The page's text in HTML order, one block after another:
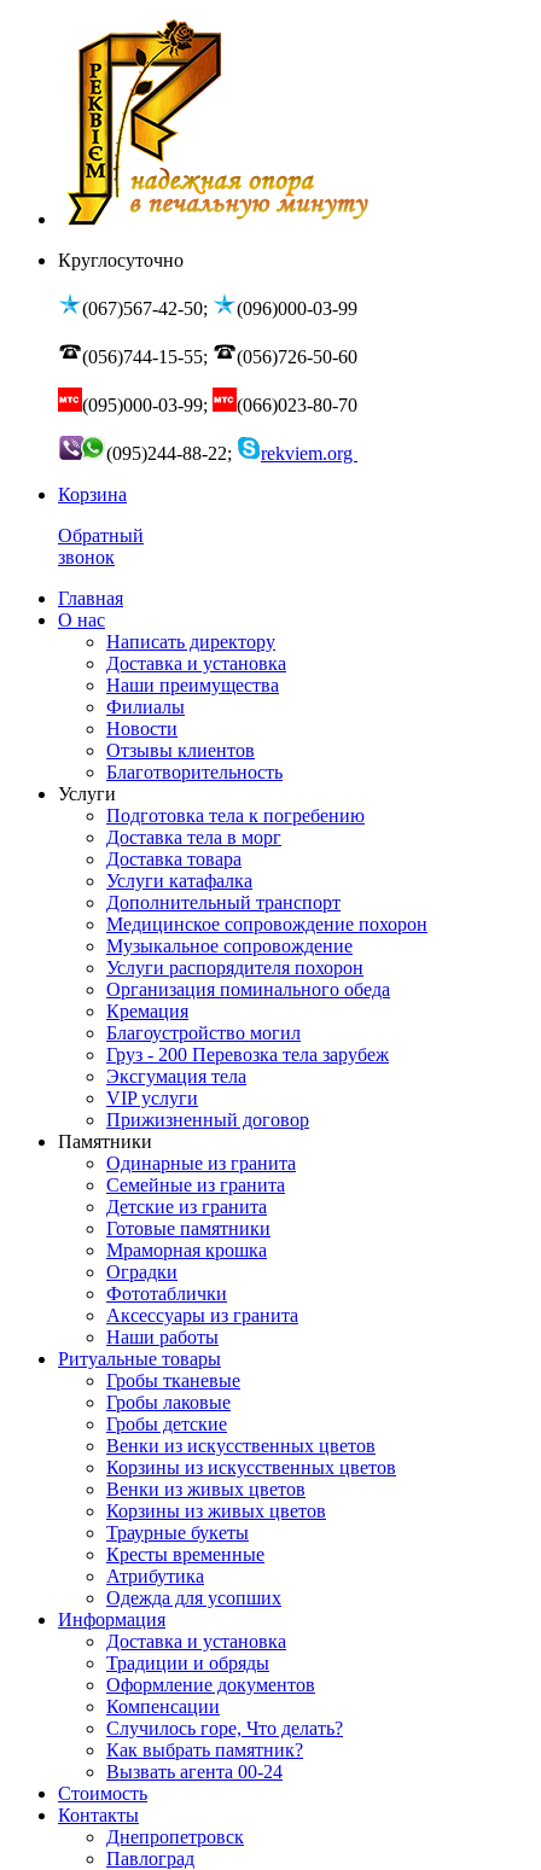
Круглосуточно
(067)567-42-50; (096)000-03-99
(056)744-15-55; (056)726-50-60
(095)000-03-99; (066)023-80-70
(095)244-88-22;
rekviem.org
Корзина
Обратный
звонок
Главная
О нас
Написать директору
Доставка и установка
Наши преимущества
Филиалы
Новости
Отзывы клиентов
Благотворительность
Услуги
Подготовка тела к погребению
Доставка тела в морг
Доставка товара
Услуги катафалка
Дополнительный транспорт
Медицинское сопровождение похорон
Музыкальное сопровождение
Услуги распорядителя похорон
Организация поминального обеда
Кремация
Благоустройство могил
Груз - 200 Перевозка тела зарубеж
Эксгумация тела
VIP услуги
Прижизненный договор
Памятники
Одинарные из гранита
Семейные из гранита
Детские из гранита
Готовые памятники
Мраморная крошка
Оградки
Фототаблички
Аксессуары из гранита
Наши работы
Ритуальные товары
Гробы тканевые
Гробы лаковые
Гробы детские
Венки из искусственных цветов
Корзины из искусственных цветов
Венки из живых цветов
Корзины из живых цветов
Траурные букеты
Кресты временные
Атрибутика
Одежда для усопших
Информация
Доставка и установка
Традиции и обряды
Оформление документов
Компенсации
Случилось горе, Что делать?
Как выбрать памятник?
Вызвать агента 00-24
Стоимость
Контакты
Днепропетровск
Павлоград